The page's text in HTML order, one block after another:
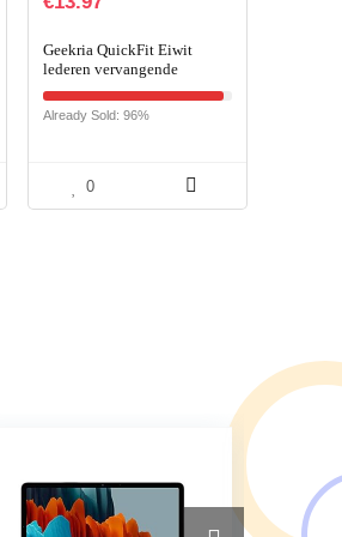
Geekria QuickFit Eiwit
lederen vervangende
oorkussens voor Skullcandy
Crusher Draadloze Crusher
Evo Crusher ANC Hesh 3…
Already Sold: 96%
0